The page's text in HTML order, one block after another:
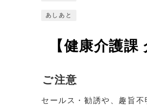
あしあと
【健康介護
ご注意
セールス・勧誘や、趣旨